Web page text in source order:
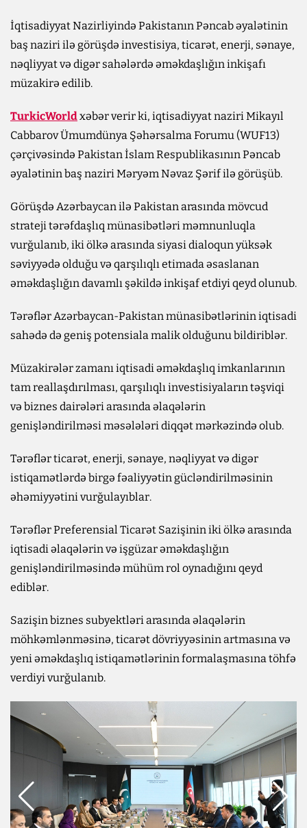
İqtisadiyyat Nazirliyində Pakistanın Pəncab əyalətinin
baş naziri ilə görüşdə investisiya, ticarət, enerji, sənaye,
nəqliyyat və digər sahələrdə əməkdaşlığın inkişafı
müzakirə edilib.
TurkicWorldxəbər verir ki, iqtisadiyyat naziri Mikayıl
Cabbarov Ümumdünya Şəhərsalma Forumu (WUF13)
çərçivəsində Pakistan İslam Respublikasının Pəncab
əyalətinin baş naziri Məryəm Nəvaz Şərif ilə görüşüb.
Görüşdə Azərbaycan ilə Pakistan arasında mövcud
strateji tərəfdaşlıq münasibətləri məmnunluqla
vurğulanıb, iki ölkə arasında siyasi dialoqun yüksək
səviyyədə olduğu və qarşılıqlı etimada əsaslanan
əməkdaşlığın davamlı şəkildə inkişaf etdiyi qeyd olunub.
Tərəflər Azərbaycan-Pakistan münasibətlərinin iqtisadi
sahədə də geniş potensiala malik olduğunu bildiriblər.
Müzakirələr zamanı iqtisadi əməkdaşlıq imkanlarının
tam reallaşdırılması, qarşılıqlı investisiyaların təşviqi
və biznes dairələri arasında əlaqələrin
genişləndirilməsi məsələləri diqqət mərkəzində olub.
Tərəflər ticarət, enerji, sənaye, nəqliyyat və digər
istiqamətlərdə birgə fəaliyyətin gücləndirilməsinin
əhəmiyyətini vurğulayıblar.
Tərəflər Preferensial Ticarət Sazişinin iki ölkə arasında
iqtisadi əlaqələrin və işgüzar əməkdaşlığın
genişləndirilməsində mühüm rol oynadığını qeyd
ediblər.
Sazişin biznes subyektləri arasında əlaqələrin
möhkəmlənməsinə, ticarət dövriyyəsinin artmasına və
yeni əməkdaşlıq istiqamətlərinin formalaşmasına töhfə
verdiyi vurğulanıb.